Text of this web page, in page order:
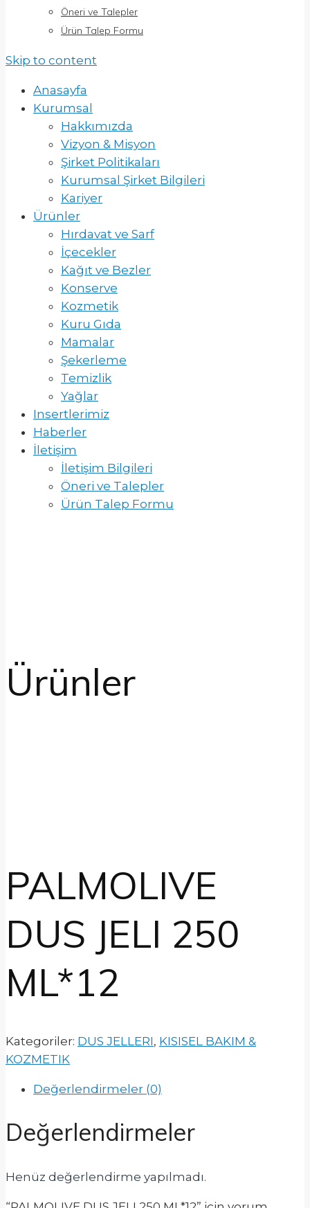
Öneri ve Talepler
Ürün Talep Formu
Skip to content
Anasayfa
Kurumsal
Hakkımızda
Vizyon & Misyon
Şirket Politikaları
Kurumsal Şirket Bilgileri
Kariyer
Ürünler
Hırdavat ve Sarf
İçecekler
Kağıt ve Bezler
Konserve
Kozmetik
Kuru Gıda
Mamalar
Şekerleme
Temizlik
Yağlar
Insertlerimiz
Haberler
İletişim
İletişim Bilgileri
Öneri ve Talepler
Ürün Talep Formu
Ürünler
PALMOLIVE
DUS JELI 250
ML*12
Kategoriler: DUS JELLERI, KISISEL BAKIM &
KOZMETIK
Değerlendirmeler (0)
Değerlendirmeler
Henüz değerlendirme yapılmadı.